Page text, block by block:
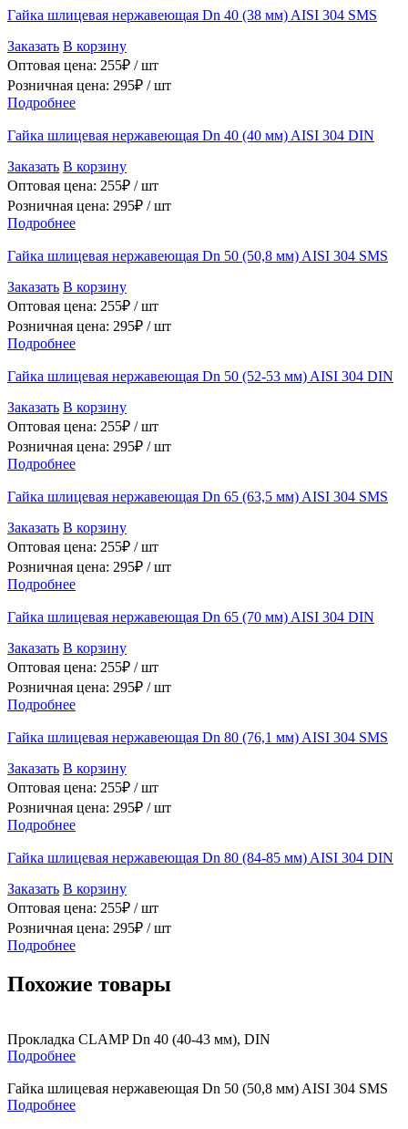
Гайка шлицевая нержавеющая Dn 40 (38 мм) AISI 304 SMS
Заказать В корзину
Оптовая цена: 255₽ /шт
Розничная цена: 295₽ /шт
Подробнее
Гайка шлицевая нержавеющая Dn 40 (40 мм) AISI 304 DIN
Заказать В корзину
Оптовая цена: 255₽ /шт
Розничная цена: 295₽ /шт
Подробнее
Гайка шлицевая нержавеющая Dn 50 (50,8 мм) AISI 304 SMS
Заказать В корзину
Оптовая цена: 255₽ /шт
Розничная цена: 295₽ /шт
Подробнее
Гайка шлицевая нержавеющая Dn 50 (52-53 мм) AISI 304 DIN
Заказать В корзину
Оптовая цена: 255₽ /шт
Розничная цена: 295₽ /шт
Подробнее
Гайка шлицевая нержавеющая Dn 65 (63,5 мм) AISI 304 SMS
Заказать В корзину
Оптовая цена: 255₽ /шт
Розничная цена: 295₽ /шт
Подробнее
Гайка шлицевая нержавеющая Dn 65 (70 мм) AISI 304 DIN
Заказать В корзину
Оптовая цена: 255₽ /шт
Розничная цена: 295₽ /шт
Подробнее
Гайка шлицевая нержавеющая Dn 80 (76,1 мм) AISI 304 SMS
Заказать В корзину
Оптовая цена: 255₽ /шт
Розничная цена: 295₽ /шт
Подробнее
Гайка шлицевая нержавеющая Dn 80 (84-85 мм) AISI 304 DIN
Заказать В корзину
Оптовая цена: 255₽ /шт
Розничная цена: 295₽ /шт
Подробнее
Похожие товары
Прокладка CLAMP Dn 40 (40-43 мм), DIN
Подробнее
Гайка шлицевая нержавеющая Dn 50 (50,8 мм) AISI 304 SMS
Подробнее